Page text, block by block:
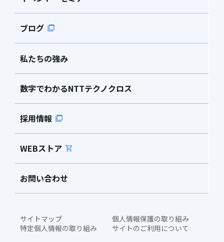
ブログ
私たちの強み
数字でわかるNTTテクノクロス
採用情報
WEBストア
お問い合わせ
サイトマップ
個人情報保護の取り組み
特定個人情報の取り組み
サイトのご利用について